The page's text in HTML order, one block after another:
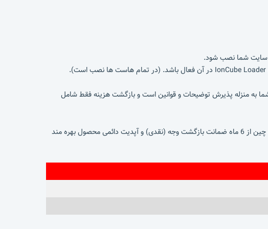
سایت شما نصب شود.
به منزله پذیرش توضیحات و قوانین است و بازگشت هزینه فقط شامل
از راست چین از 6 ماه ضمانت بازگشت وجه (نقدی) و آپدیت دائمی محصول بهره مند